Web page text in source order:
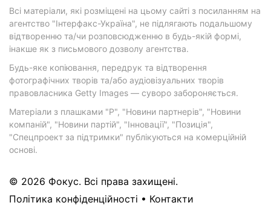
Всі матеріали, які розміщені на цьому сайті з посиланням на
агентство "Інтерфакс-Україна", не підлягають подальшому
відтворенню та/чи розповсюдженню в будь-якій формі,
інакше як з письмового дозволу агентства.
Будь-яке копіювання, передрук та відтворення
фотографічних творів та/або аудіовізуальних творів
правовласника Getty Images — суворо забороняється.
Матеріали з плашками "Р", "Новини партнерів", "Новини
компаній", "Новини партій", "Інновації", "Позиція",
"Спецпроект за підтримки" публікуються на комерційній
основі.
© 2026 Фокус. Всі права захищені.
Політика конфіденційності • Контакти